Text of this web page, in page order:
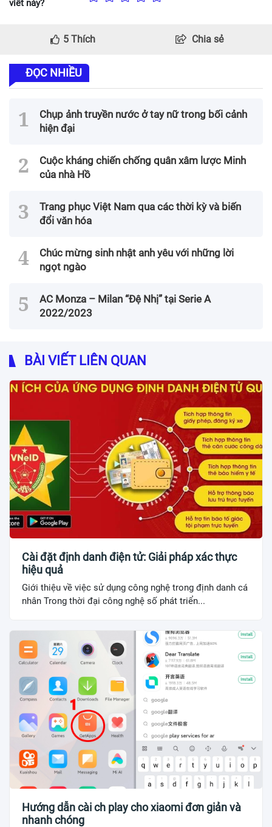
viết này?
5 Thích Chia sẻ
ĐỌC NHIỀU
Chụp ảnh truyền nước ở tay nữ trong bối cảnh
hiện đại
Cuộc kháng chiến chống quân xâm lược Minh
của nhà Hồ
Trang phục Việt Nam qua các thời kỳ và biến
đổi văn hóa
Chúc mừng sinh nhật anh yêu với những lời
ngọt ngào
AC Monza – Milan “Đệ Nhị” tại Serie A
2022/2023
BÀI VIẾT LIÊN QUAN
Cài đặt định danh điện tử: Giải pháp xác thực
hiệu quả
Giới thiệu về việc sử dụng công nghệ trong định danh cá
nhân Trong thời đại công nghệ số phát triển...
Hướng dẫn cài ch play cho xiaomi đơn giản và
nhanh chóng